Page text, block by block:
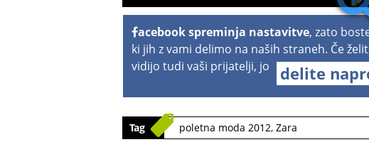
acebook spreminja nastavitve, zato
ki jih z vami delimo na naših straneh. Če
vidijo tudi vaši prijatelji, jo
delite
Tag poletna moda 2012, Zara